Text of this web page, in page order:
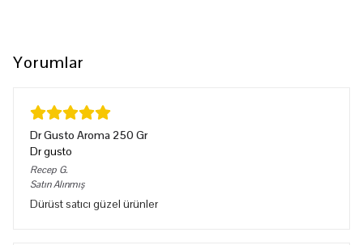
Yorumlar
Dr Gusto Aroma 250 Gr
Dr gusto
Recep G.
Satın Alınmış
Dürüst satıcı güzel ürünler